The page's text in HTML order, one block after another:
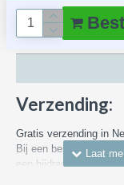
Verzending:
Gratis verzending in
Bij een bestelling met
een bijdrage in de